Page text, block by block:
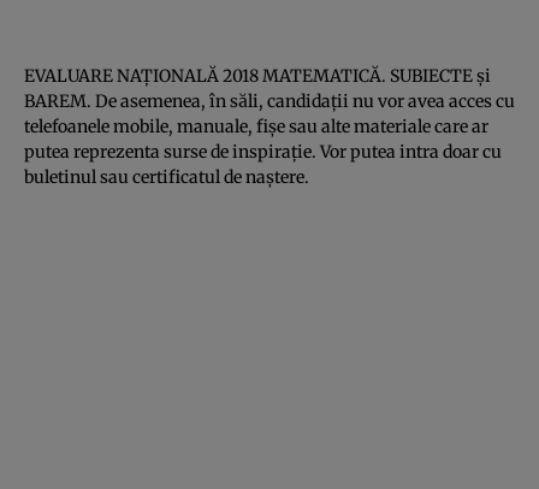
EVALUARE NAŢIONALĂ 2018 MATEMATICĂ. SUBIECTE şi
BAREM. De asemenea, în săli, candidaţii nu vor avea acces cu
telefoanele mobile, manuale, fişe sau alte materiale care ar
putea reprezenta surse de inspiraţie. Vor putea intra doar cu
buletinul sau certificatul de naştere.